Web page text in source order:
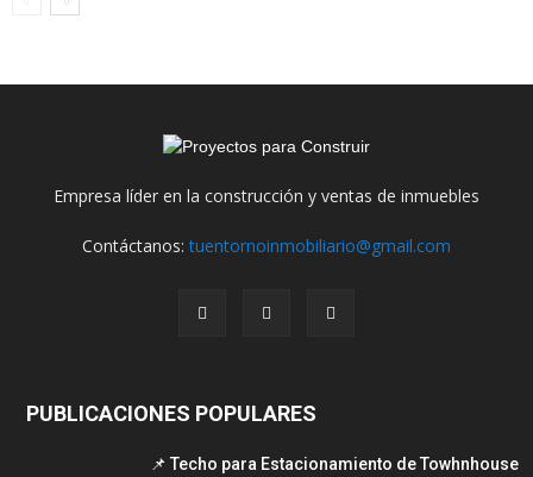
Empresa líder en la construcción y ventas de inmuebles
Contáctanos:tuentornoinmobiliario@gmail.com
PUBLICACIONES POPULARES
📌 Techo para Estacionamiento de Towhnhouse